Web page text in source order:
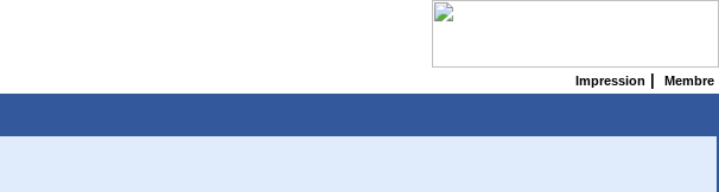
Impression Membre